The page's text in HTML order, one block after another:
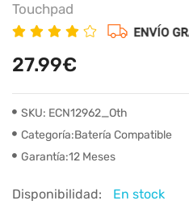
Touchpad
27.99€
SKU: ECN12962_Oth
Categoría:Batería Compatible
Garantía:12 Meses
Disponibilidad: En stock